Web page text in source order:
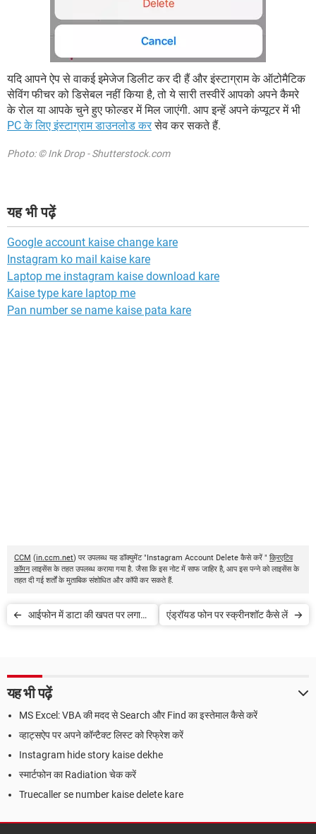
यदि आपने ऐप से वाकई इमेजेज डिलीट कर दी हैं और इंस्टाग्राम के ऑटोमैटिक
सेविंग फीचर को डिसेबल नहीं किया है, तो ये सारी तस्वीरें आपको अपने कैमरे
के रोल या आपके चुने हुए फोल्डर में मिल जाएंगी. आप इन्हें अपने कंप्यूटर में भी
PC के लिए इंस्टाग्राम डाउनलोड करसेव कर सकते हैं.
Photo: © Ink Drop - Shutterstock.com
यह भी पढ़ें
Google account kaise change kare
Instagram ko mail kaise kare
Laptop me instagram kaise download kare
Kaise type kare laptop me
Pan number se name kaise pata kare
CCM (in.ccm.net) पर उपलब्ध यह डॉक्युमेंट "Instagram Account Delete कैसे करें " क्रिएटिव
कॉमनलाइसेंस के तहत उपलब्ध कराया गया है. जैसा कि इस नोट में साफ जाहिर है, आप इस पन्ने को लाइसेंस के
तहत दी गई शर्तों के मुताबिक संशोधित और कॉपी कर सकते हैं.
आईफोन में डाटा की खपत पर लगाम
एंड्रॉयड फोन पर स्क्रीनशॉट कैसे लें
यह भी पढ़ें
MS Excel: VBA की मदद से Search और Find का इस्तेमाल कैसे करें
व्हाट्सऐप पर अपने कॉन्टैक्ट लिस्ट को रिफ्रेश करें
Instagram hide story kaise dekhe
स्मार्टफोन का Radiation चेक करें
Truecaller se number kaise delete kare